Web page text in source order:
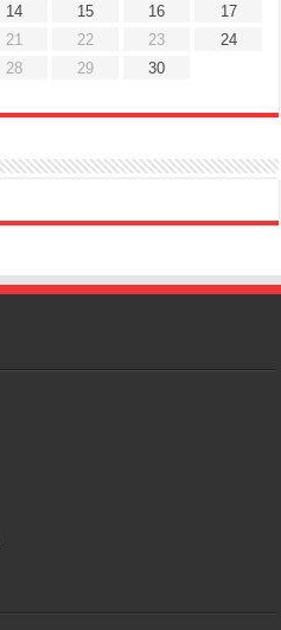
14 15 16
17
21 22 23
24
28 29
30